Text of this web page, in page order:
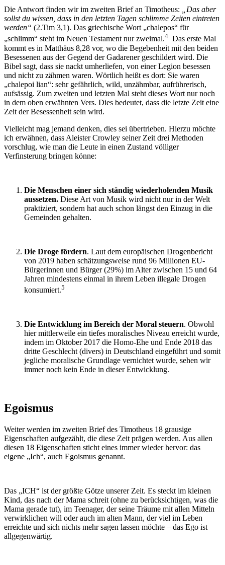
Die Antwort finden wir im zweiten Brief an Timotheus:
„Das aber
sollst du wissen, dass in den letzten Tagen schlimme Zeiten eintreten
werden“ (2.Tim 3,1). Das griechische Wort „chalepos“ für
„schlimm“ steht im Neuen Testament nur zweimal.4 Das erste Mal
kommt es in Matthäus 8,28 vor, wo die Begebenheit mit den beiden
Besessenen aus der Gegend der Gadarener geschildert wird. Die
Bibel sagt, dass sie nackt umherliefen, von einer Legion besessen
und nicht zu zähmen waren. Wörtlich heißt es dort: Sie waren
„chalepoi lian“: sehr gefährlich, wild, unzähmbar, aufrührerisch,
aufsässig. Zum zweiten und letzten Mal steht dieses Wort nur noch
in dem oben erwähnten Vers. Dies bedeutet, dass die letzte Zeit eine
Zeit der Besessenheit sein wird.
Vielleicht mag jemand denken, dies sei übertrieben. Hierzu möchte
ich erwähnen, dass Aleister Crowley seiner Zeit drei Methoden
vorschlug, wie man die Leute in einen Zustand völliger
Verfinsterung bringen könne:
Die Menschen einer sich ständig wiederholenden Musik
aussetzen. Diese Art von Musik wird nicht nur in der Welt
praktiziert, sondern hat auch schon längst den Einzug in die
Gemeinden gehalten.
Die Droge fördern. Laut dem europäischen Drogenbericht
von 2019 haben schätzungsweise rund 96 Millionen EU-
Bürgerinnen und Bürger (29%) im Alter zwischen 15 und 64
Jahren mindestens einmal in ihrem Leben illegale Drogen
konsumiert.5
Die Entwicklung im Bereich der Moral steuern. Obwohl
hier mittlerweile ein tiefes moralisches Niveau erreicht wurde,
indem im Oktober 2017 die Homo-Ehe und Ende 2018 das
dritte Geschlecht (divers) in Deutschland eingeführt und somit
jegliche moralische Grundlage vernichtet wurde, sehen wir
immer noch kein Ende in dieser Entwicklung.
Egoismus
Weiter werden im zweiten Brief des Timotheus 18 grausige
Eigenschaften aufgezählt, die diese Zeit prägen werden. Aus allen
diesen 18 Eigenschaften sticht eines immer wieder hervor: das
eigene „Ich“, auch Egoismus genannt.
Das „ICH“ ist der größte Götze unserer Zeit. Es steckt im kleinen
Kind, das nach der Mama schreit (ohne zu berücksichtigen, was die
Mama gerade tut), im Teenager, der seine Träume mit allen Mitteln
verwirklichen will oder auch im alten Mann, der viel im Leben
erreichte und sich nichts mehr sagen lassen möchte – das Ego ist
allgegenwärtig.